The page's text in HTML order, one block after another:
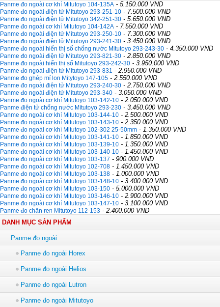
Panme đo ngoài cơ khí Mitutoyo 104-135A - 5.150.000 VND
Panme đo ngoài điện tử Mitutoyo 293-251-10 - 7.500.000 VND
Panme đo ngoài điện tử Mitutoyo 342-251-30 - 5.650.000 VND
Panme đo ngoài cơ khí Mitutoyo 104-142A - 7.550.000 VND
Panme đo ngoài điện tử Mitutoyo 293-250-10 - 7.300.000 VND
Panme đo ngoài điện tử Mitutoyo 293-241-30 - 3.450.000 VND
Panme đo ngoài hiển thị số chống nước Mitutoyo 293-243-30 - 4.350.000 VND
Panme đo ngoài điện tử Mitutoyo 293-821-30 - 2.850.000 VND
Panme đo ngoài hiển thị số Mitutoyo 293-242-30 - 3.950.000 VND
Panme đo ngoài điện tử Mitutoyo 293-831 - 2.950.000 VND
Panme đo ghép mí lon Mitytoyo 147-105 - 2.550.000 VND
Panme đo ngoài điện tử Mitutoyo 293-240-30 - 2.750.000 VND
Panme đo ngoài điện tử Mitutoyo 293-340 - 3.050.000 VND
Panme đo ngoài cơ khí Mitutoyo 103-142-10 - 2.050.000 VND
Panme điện tử chống nước Mitutoyo 293-230 - 3.450.000 VND
Panme đo ngoài cơ khí Mitutoyo 103-144-10 - 2.500.000 VND
Panme đo ngoài cơ khí Mitutoyo 103-143-10 - 2.350.000 VND
Panme đo ngoài cơ khí Mitutoyo 102-302 25-50mm - 1.350.000 VND
Panme đo ngoài cơ khí Mitutoyo 103-141-10 - 1.850.000 VND
Panme đo ngoài cơ khí Mitutoyo 103-139-10 - 1.350.000 VND
Panme đo ngoài cơ khí Mitutoyo 103-140-10 - 1.450.000 VND
Panme đo ngoài cơ khí Mitutoyo 103-137 - 900.000 VND
Panme đo ngoài cơ khí Mitutoyo 102-708 - 1.450.000 VND
Panme đo ngoài cơ khí Mitutoyo 103-138 - 1.000.000 VND
Panme đo ngoài cơ khí Mitutoyo 103-148-10 - 3.400.000 VND
Panme đo ngoài cơ khí Mitutoyo 103-150 - 5.000.000 VND
Panme đo ngoài cơ khí Mitutoyo 103-146-10 - 2.900.000 VND
Panme đo ngoài cơ khí Mitutoyo 103-147-10 - 3.100.000 VND
Panme đo chân ren Mitutoyo 112-153 - 2.400.000 VND
DANH MỤC SẢN PHẨM
Panme đo ngoài
Panme đo ngoài Horex
Panme đo ngoài Helios
Panme đo ngoài Lutron
Panme đo ngoài Mitutoyo